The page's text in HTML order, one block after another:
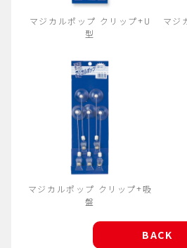
マジカルポップ クリップ+U
型
マジ
マジカルポップ クリップ+吸
盤
BACK